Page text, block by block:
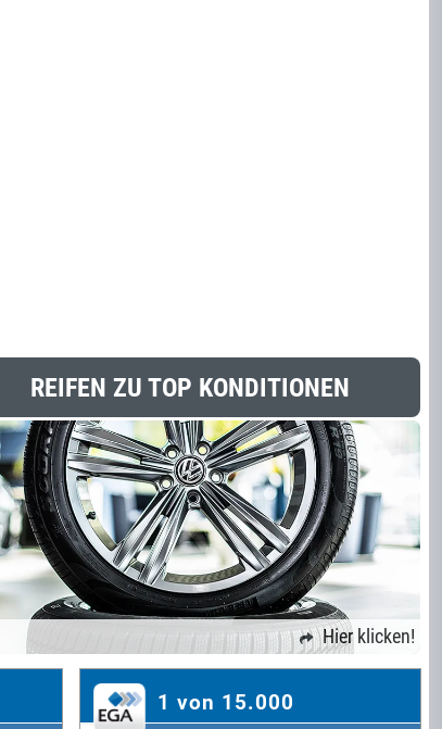
REIFEN ZU TOP KONDITIONEN
Hier klicken!
1 von 15.000